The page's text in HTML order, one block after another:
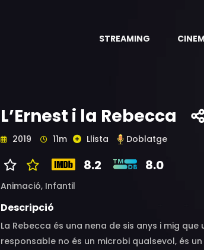
STREAMING
L’Ernest i la Rebecca
2019 11m Llista Doblatge
8.2 8.0
Animació, Infantil
Descripció
La Rebecca és una nena de sis anys i mig
responsable no és un microbi qualsevol, és